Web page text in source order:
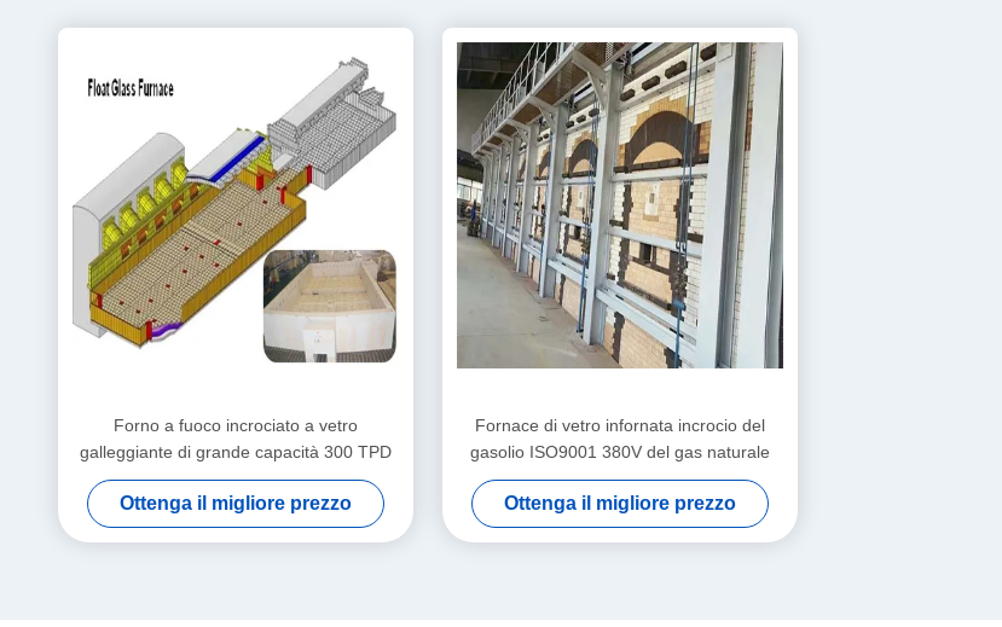
Forno a fuoco incrociato a vetro
galleggiante di grande capacità 300 TPD
Ottenga il migliore prezzo
Fornace di vetro infornata incrocio del
gasolio ISO9001 380V del gas naturale
Ottenga il migliore prezzo